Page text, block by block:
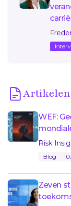
Artikelen
WEF:
Risk
Blog
Zeven